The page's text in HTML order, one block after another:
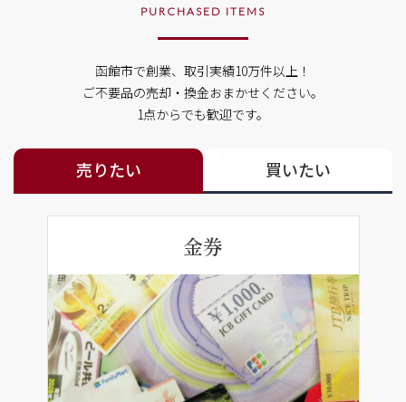
PURCHASED ITEMS
函館市で創業、取引実績10万件以上！
ご不要品の売却・換金おまかせください。
1点からでも歓迎です。
売りたい 買いたい
金券